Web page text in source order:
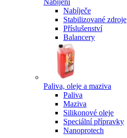
Nabíjení
Nabíječe
Stabilizované zdroje
Příslušenství
Balancery
Paliva, oleje a maziva
Paliva
Maziva
Silikonové oleje
Speciální přípravky
Nanoprotech